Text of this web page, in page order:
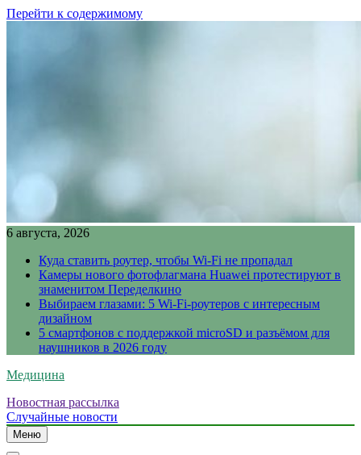
Перейти к содержимому
6 августа, 2026
Куда ставить роутер, чтобы Wi-Fi не пропадал
Камеры нового фотофлагмана Huawei протестируют в
знаменитом Переделкино
Выбираем глазами: 5 Wi-Fi-роутеров с интересным
дизайном
5 смартфонов с поддержкой microSD и разъёмом для
наушников в 2026 году
Медицина
Новостная рассылка
Случайные новости
Меню